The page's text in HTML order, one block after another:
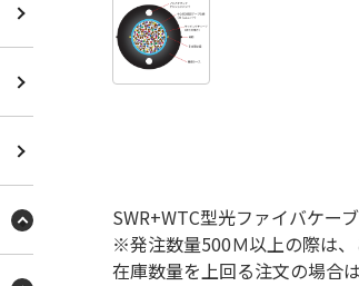
SWR+WTC型光ファイバケー
※発注数量500Ｍ以上の際は、
在庫数量を上回る注文の場合